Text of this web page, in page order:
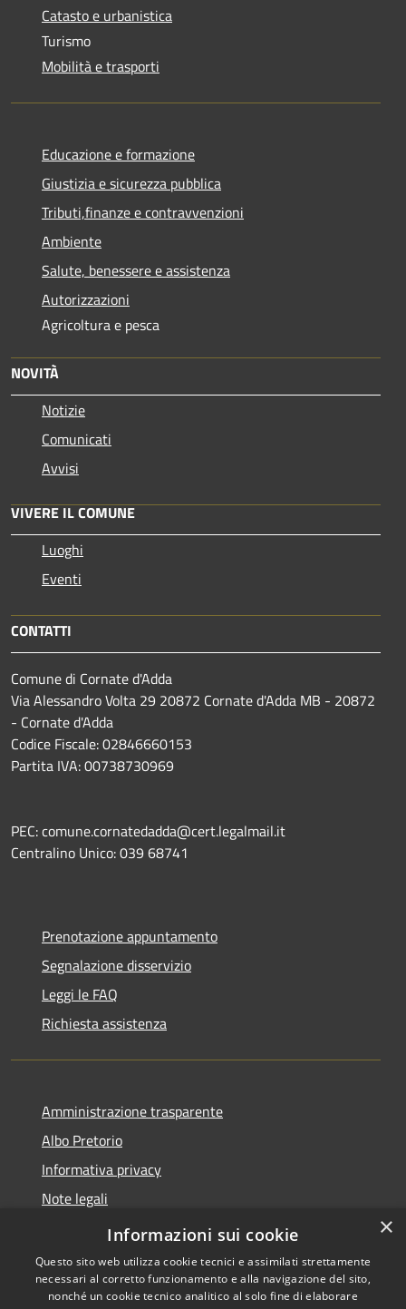
Catasto e urbanistica
Turismo
Mobilità e trasporti
Educazione e formazione
Giustizia e sicurezza pubblica
Tributi,finanze e contravvenzioni
Ambiente
Salute, benessere e assistenza
Autorizzazioni
Agricoltura e pesca
NOVITÀ
Notizie
Comunicati
Avvisi
VIVERE IL COMUNE
Luoghi
Eventi
CONTATTI
Comune di Cornate d'Adda
Via Alessandro Volta 29 20872 Cornate d'Adda MB - 20872
- Cornate d'Adda
Codice Fiscale: 02846660153
Partita IVA: 00738730969
PEC: comune.cornatedadda@cert.legalmail.it
Centralino Unico: 039 68741
Prenotazione appuntamento
Segnalazione disservizio
Leggi le FAQ
Richiesta assistenza
Amministrazione trasparente
Albo Pretorio
Informativa privacy
Note legali
Dichiarazione di accessibilità
×
Informazioni sui cookie
Questo sito web utilizza cookie tecnici e assimilati strettamente
necessari al corretto funzionamento e alla navigazione del sito,
nonché un cookie tecnico analitico al solo fine di elaborare